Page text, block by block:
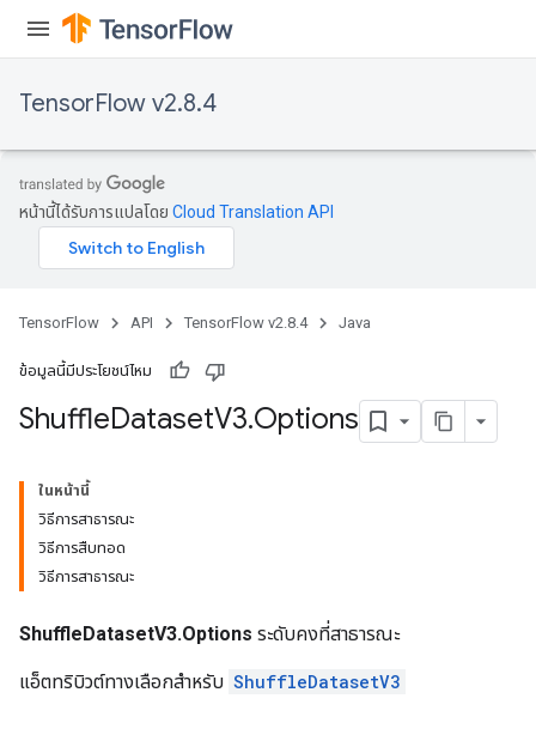
TensorFlow v2.8.4
หน้านี้ได้รับการแปลโดย Cloud Translation API
TensorFlow API TensorFlow v2.8.4 Java
ข้อมูลนี้มีประโยชน์ไหม
ShuffleDatasetV3.Options
ในหน้านี้
วิธีการสาธารณะ
วิธีการสืบทอด
วิธีการสาธารณะ
ShuffleDatasetV3.Options ระดับคงที่สาธารณะ
แอ็ตทริบิวต์ทางเลือกสำหรับ ShuffleDatasetV3